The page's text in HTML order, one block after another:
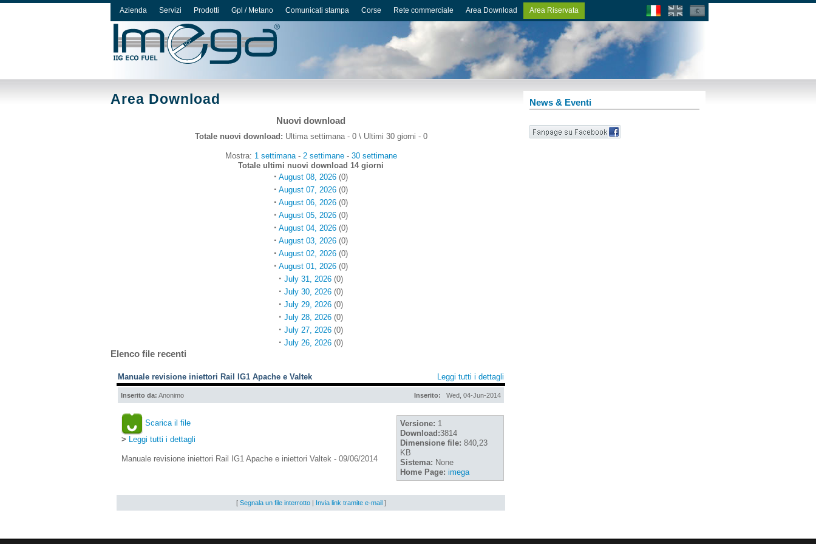
Area Download
Nuovi download
Totale nuovi download: Ultima settimana - 0 \ Ultimi 30 giorni - 0
Mostra: 1 settimana- 2 settimane- 30 settimane
Totale ultimi nuovi download 14 giorni
· August 08, 2026 (0)
· August 07, 2026 (0)
· August 06, 2026 (0)
· August 05, 2026 (0)
· August 04, 2026 (0)
· August 03, 2026 (0)
· August 02, 2026 (0)
· August 01, 2026 (0)
· July 31, 2026 (0)
· July 30, 2026 (0)
· July 29, 2026 (0)
· July 28, 2026 (0)
· July 27, 2026 (0)
· July 26, 2026 (0)
Elenco file recenti
Manuale revisione iniettori Rail IG1 Apache e Valtek Leggi tutti i dettagli
Inserito da: Anonimo Inserito: Wed, 04-Jun-2014
Scarica il file
> Leggi tutti i dettagli
Manuale revisione iniettori Rail IG1 Apache e iniettori Valtek - 09/06/2014
Versione: 1
Download:3814
Dimensione file: 840,23
KB
Sistema: None
Home Page: imega
[ Segnala un file interrotto| Invia link tramite e-mail]
News & Eventi
Azienda Servizi Prodotti Gpl / Metano Comunicati stampa Corse Rete commerciale Area Download Area Riservata